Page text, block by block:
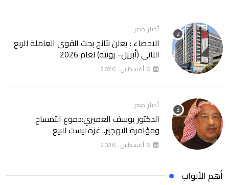
أخبار مصر
الاحصاء : يعلن نتائج بحث القوى العاملة للربع
الثانى (أبريل- يونيه) لعام 2026
6 أغسطس، 2026
أخبار مصر
الدكتور يوسف العميري:دموع التمساح
ومؤامرة التهجير.. غزة ليست للبيع
6 أغسطس، 2026
أهم الأبواب